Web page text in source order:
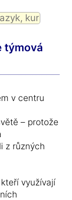
týmová
v centru
– protože
z různých
využívají